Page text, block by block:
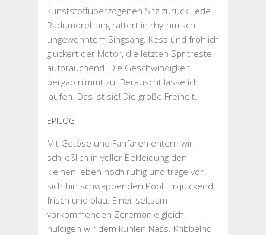
kunststoffüberzogenen Sitz zurück. Jede
Radumdrehung rattert in rhythmisch
ungewohntem Singsang. Kess und fröhlich
gluckert der Motor, die letzten Spritreste
aufbrauchend. Die Geschwindigkeit
bergab nimmt zu. Berauscht lasse ich
laufen. Das ist sie! Die große Freiheit.
EPILOG
Mit Getöse und Fanfaren entern wir
schließlich in voller Bekleidung den
kleinen, eben noch ruhig und träge vor
sich hin schwappenden Pool. Erquickend,
frisch und blau. Einer seltsam
vorkommenden Zeremonie gleich,
huldigen wir dem kühlen Nass. Kribbelnd